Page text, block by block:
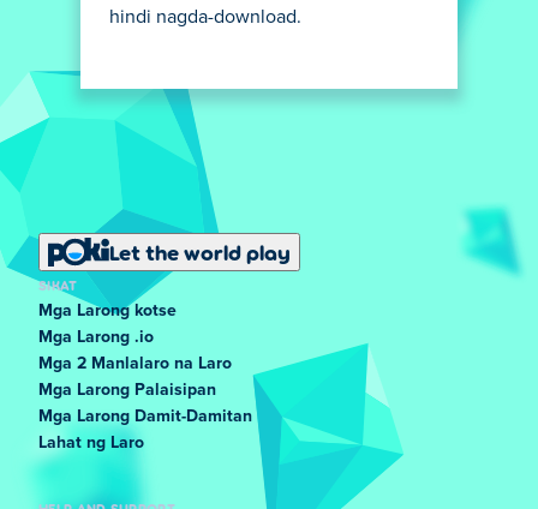
hindi nagda-download.
Let the world play
SIKAT
Mga Larong kotse
Mga Larong .io
Mga 2 Manlalaro na Laro
Mga Larong Palaisipan
Mga Larong Damit-Damitan
Lahat ng Laro